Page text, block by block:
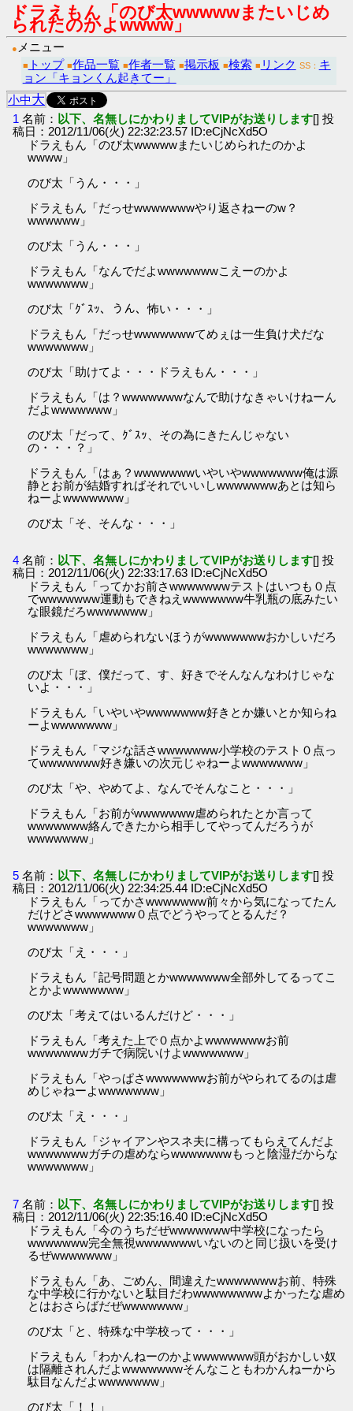
ドラえもん「のび太wwwwwまたいじめ
られたのかよwwww」
● メニュー
■ トップ ■作品一覧 ■作者一覧 ■掲示板 ■検索 ■ リンク SS： キ
ョン「キョンくん起きてー」
小中大
1 名前： 以下、名無しにかわりましてVIPがお送りします[] 投
稿日：2012/11/06(火) 22:32:23.57 ID:eCjNcXd5O
ドラえもん「のび太wwwwwまたいじめられたのかよ
wwww」
のび太「うん・・・」
ドラえもん「だっせwwwwwwwやり返さねーのw？
wwwwww」
のび太「うん・・・」
ドラえもん「なんでだよwwwwwwwこえーのかよ
wwwwwww」
のび太「ｸﾞｽｯ、うん、怖い・・・」
ドラえもん「だっせwwwwwwwてめぇは一生負け犬だな
wwwwwww」
のび太「助けてよ・・・ドラえもん・・・」
ドラえもん「は？wwwwwwwなんで助けなきゃいけねーん
だよwwwwwww」
のび太「だって、ｸﾞｽｯ、その為にきたんじゃない
の・・・？」
ドラえもん「はぁ？wwwwwwwいやいやwwwwwww俺は源
静とお前が結婚すればそれでいいしwwwwwwwあとは知ら
ねーよwwwwwww」
のび太「そ、そんな・・・」
4 名前： 以下、名無しにかわりましてVIPがお送りします[] 投
稿日：2012/11/06(火) 22:33:17.63 ID:eCjNcXd5O
ドラえもん「ってかお前さwwwwwwwテストはいつも０点
でwwwwwww運動もできねえwwwwwww牛乳瓶の底みたい
な眼鏡だろwwwwwww」
ドラえもん「虐められないほうがwwwwwwwおかしいだろ
wwwwwww」
のび太「ぼ、僕だって、す、好きでそんなんなわけじゃな
いよ・・・」
ドラえもん「いやいやwwwwwww好きとか嫌いとか知らね
ーよwwwwwww」
ドラえもん「マジな話さwwwwwww小学校のテスト０点っ
てwwwwwww好き嫌いの次元じゃねーよwwwwwww」
のび太「や、やめてよ、なんでそんなこと・・・」
ドラえもん「お前がwwwwwww虐められたとか言って
wwwwwww絡んできたから相手してやってんだろうが
wwwwwww」
5 名前： 以下、名無しにかわりましてVIPがお送りします[] 投
稿日：2012/11/06(火) 22:34:25.44 ID:eCjNcXd5O
ドラえもん「ってかさwwwwwww前々から気になってたん
だけどさwwwwwww０点でどうやってとるんだ？
wwwwwww」
のび太「え・・・」
ドラえもん「記号問題とかwwwwwww全部外してるってこ
とかよwwwwwww」
のび太「考えてはいるんだけど・・・」
ドラえもん「考えた上で０点かよwwwwwwwお前
wwwwwwwガチで病院いけよwwwwwww」
ドラえもん「やっぱさwwwwwwwお前がやられてるのは虐
めじゃねーよwwwwwww」
のび太「え・・・」
ドラえもん「ジャイアンやスネ夫に構ってもらえてんだよ
wwwwwwwガチの虐めならwwwwwwwもっと陰湿だからな
wwwwwww」
7 名前： 以下、名無しにかわりましてVIPがお送りします[] 投
稿日：2012/11/06(火) 22:35:16.40 ID:eCjNcXd5O
ドラえもん「今のうちだぜwwwwwww中学校になったら
wwwwwww完全無視wwwwwwwいないのと同じ扱いを受け
るぜwwwwwww」
ドラえもん「あ、ごめん、間違えたwwwwwwwお前、特殊
な中学校に行かないと駄目だわwwwwwwwwよかったな虐め
とはおさらばだぜwwwwwww」
のび太「と、特殊な中学校って・・・」
ドラえもん「わかんねーのかよwwwwwww頭がおかしい奴
は隔離されんだよwwwwwwwそんなこともわかんねーから
駄目なんだよwwwwwww」
のび太「！！」